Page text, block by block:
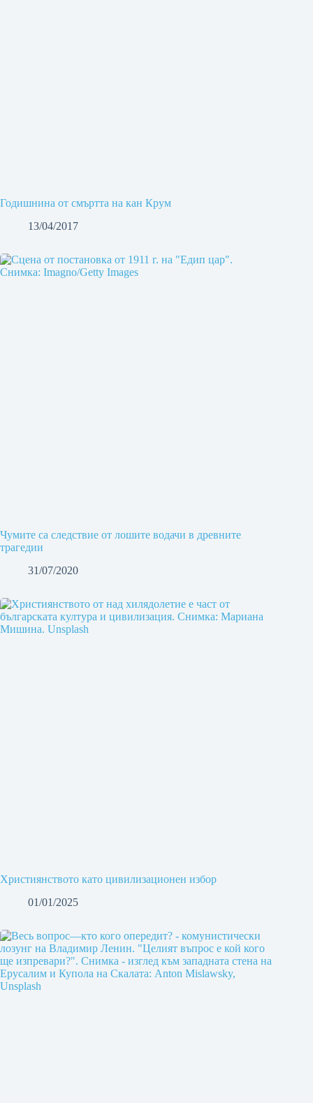
Годишнина от смъртта на кан Крум
13/04/2017
Чумите са следствие от лошите водачи в древните
трагедии
31/07/2020
Християнството като цивилизационен избор
01/01/2025